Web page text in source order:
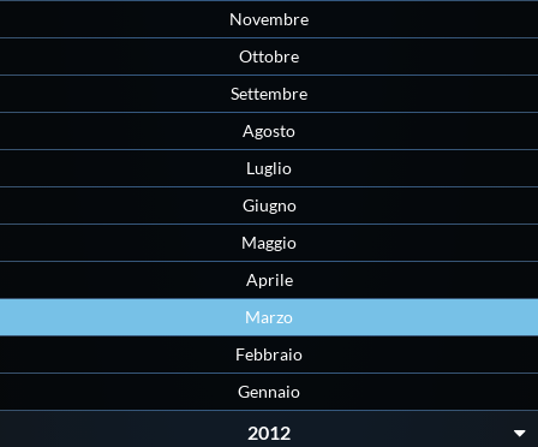
Novembre
Ottobre
Settembre
Agosto
Luglio
Giugno
Maggio
Aprile
Marzo
Febbraio
Gennaio
2012